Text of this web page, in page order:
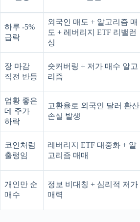
하루 -5%
급락
외국인 매도 + 알고리즘 매
도 + 레버리지 ETF 리밸런
싱
장 마감
직전 반등
숏커버링 + 저가 매수 알고
리즘
업황 좋은
데 주가
하락
고환율로 외국인 달러 환산
손실 발생
코인처럼
출렁임
레버리지 ETF 대중화 + 알
고리즘 매매
개인만 순
매수
정보 비대칭 + 심리적 저가
매력